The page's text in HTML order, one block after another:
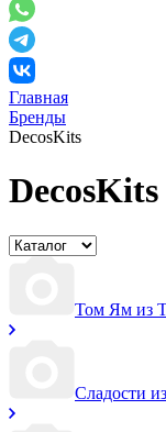
Главная
Бренды
DecosKits
DecosKits
Том Ям из
Сладости